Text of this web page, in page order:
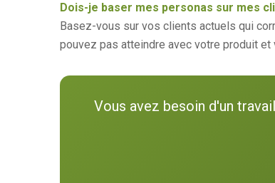
Dois-je baser mes personas sur mes
Basez-vous sur vos clients actuels qui
pouvez pas atteindre avec votre produit et
Vous avez besoin d'un